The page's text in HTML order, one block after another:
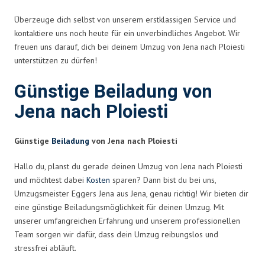
Überzeuge dich selbst von unserem erstklassigen Service und
kontaktiere uns noch heute für ein unverbindliches Angebot. Wir
freuen uns darauf, dich bei deinem Umzug von Jena nach Ploiesti
unterstützen zu dürfen!
Günstige Beiladung von
Jena nach Ploiesti
Günstige Beiladung von Jena nach Ploiesti
Hallo du, planst du gerade deinen Umzug von Jena nach Ploiesti
und möchtest dabei Kosten sparen? Dann bist du bei uns,
Umzugsmeister Eggers Jena aus Jena, genau richtig! Wir bieten dir
eine günstige Beiladungsmöglichkeit für deinen Umzug. Mit
unserer umfangreichen Erfahrung und unserem professionellen
Team sorgen wir dafür, dass dein Umzug reibungslos und
stressfrei abläuft.